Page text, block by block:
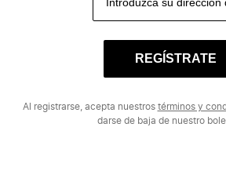
REGÍSTRATE
Al registrarse, acepta nuestros términos y
darse de baja de nuestro